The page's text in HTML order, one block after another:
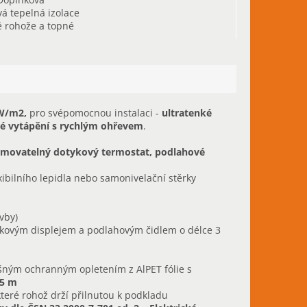
tepelná izolace
rohože a topné
m2, pro svépomocnou instalaci - ultratenké
vytápění s rychlým ohřevem.
dotykový termostat, podlahové
lepidla nebo samonivelační stěrky
displejem a podlahovým čidlem o délce 3
ochranným opletením z AlPET fólie s
m
rohož drží přilnutou k podkladu